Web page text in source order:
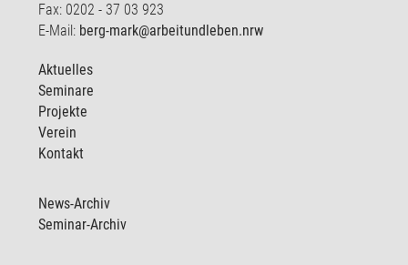
Fax: 0202 - 37 03 923
E-Mail: berg-mark@arbeitundleben.nrw
Aktuelles
Seminare
Projekte
Verein
Kontakt
News-Archiv
Seminar-Archiv